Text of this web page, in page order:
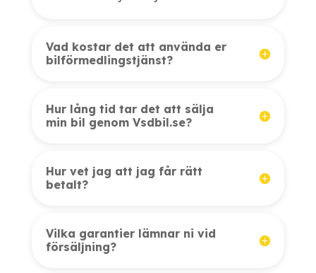
Vad kostar det att använda er
bilförmedlingstjänst?
Hur lång tid tar det att sälja
min bil genom Vsdbil.se?
Hur vet jag att jag får rätt
betalt?
Vilka garantier lämnar ni vid
försäljning?